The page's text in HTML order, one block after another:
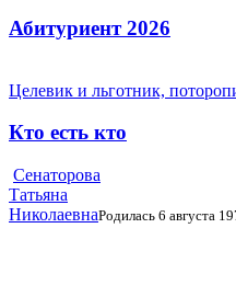
Абитуриент 2026
Целевик и льготник,
Кто есть кто
Сенаторова
Татьяна
НиколаевнаРодилась 6 августа